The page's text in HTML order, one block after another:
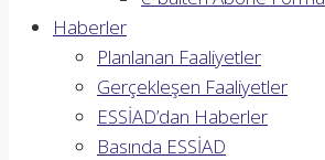
Haberler
Planlanan Faaliyetler
Gerçekleşen Faaliyetler
ESSİAD’dan Haberler
Basında ESSİAD